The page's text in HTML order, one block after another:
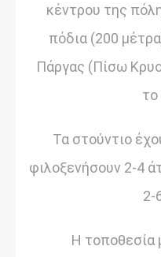
κέντρου της
πόδια (200
Πάργας (Πίσω
το
Τα στούντιο
φιλοξενήσουν 2-4
2-
Η τοποθεσία